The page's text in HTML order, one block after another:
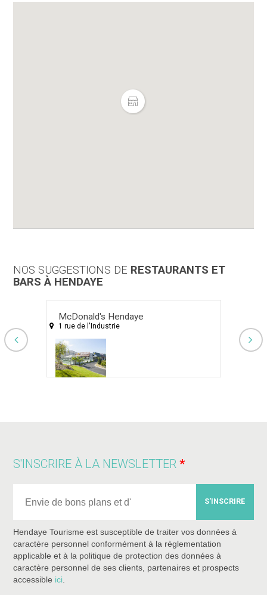
NOS SUGGESTIONS DE RESTAURANTS ET
BARS À HENDAYE
McDonald's Hendaye
1 rue de l'Industrie 1
S'INSCRIRE À LA NEWSLETTER
S'INSCRIRE
Hendaye Tourisme est susceptible de traiter vos données à
caractère personnel conformément à la règlementation
applicable et à la politique de protection des données à
caractère personnel de ses clients, partenaires et prospects
accessible ici